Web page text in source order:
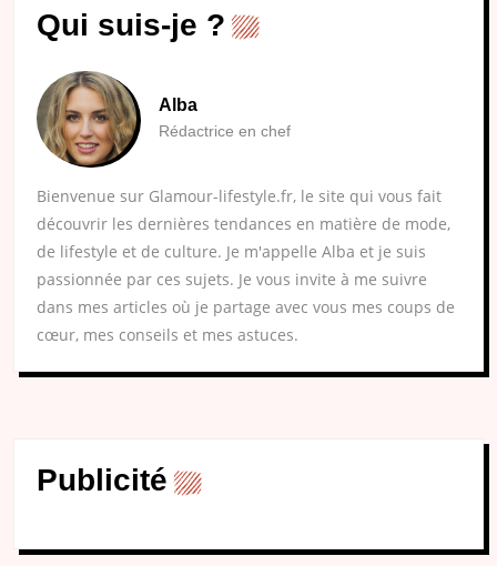
Qui suis-je ?
Alba
Rédactrice en chef
Bienvenue sur Glamour-lifestyle.fr, le site qui vous fait
découvrir les dernières tendances en matière de mode,
de lifestyle et de culture. Je m'appelle Alba et je suis
passionnée par ces sujets. Je vous invite à me suivre
dans mes articles où je partage avec vous mes coups de
cœur, mes conseils et mes astuces.
Publicité